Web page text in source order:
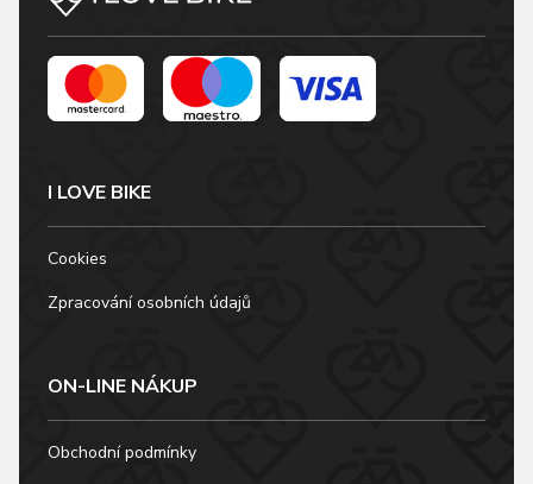
I LOVE BIKE
Cookies
Zpracování osobních údajů
ON-LINE NÁKUP
Obchodní podmínky